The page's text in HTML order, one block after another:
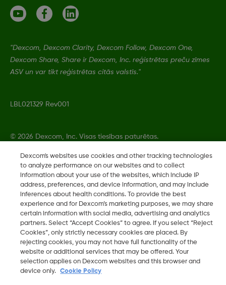
"Dexcom, Dexcom Clarity, Dexcom Follow, Dexcom One,
Dexcom Share, Share ir Dexcom, Inc. reģistrētas preču zīmes
ASV un var tikt reģistrētas citās valstīs."
LBL021329 Rev001
© 2026 Dexcom, Inc. Visas tiesības paturētas.
LV
Mainīt reģionu
Dexcom's websites use cookies and other tracking technologies
to analyze performance on our websites and to collect
information about your use of the websites, which include IP
address, preferences, and device information, and may include
inferences about health conditions. To provide the best
experience and for Dexcom’s marketing purposes, we may share
certain information with social media, advertising and analytics
partners. Select “Accept Cookies” to agree. If you select “Reject
Cookies”, only strictly necessary cookies are placed. By
rejecting cookies, you may not have full functionality of the
website or additional services that may be offered. Your
selection applies on Dexcom websites and this browser and
device only.
Cookie Policy